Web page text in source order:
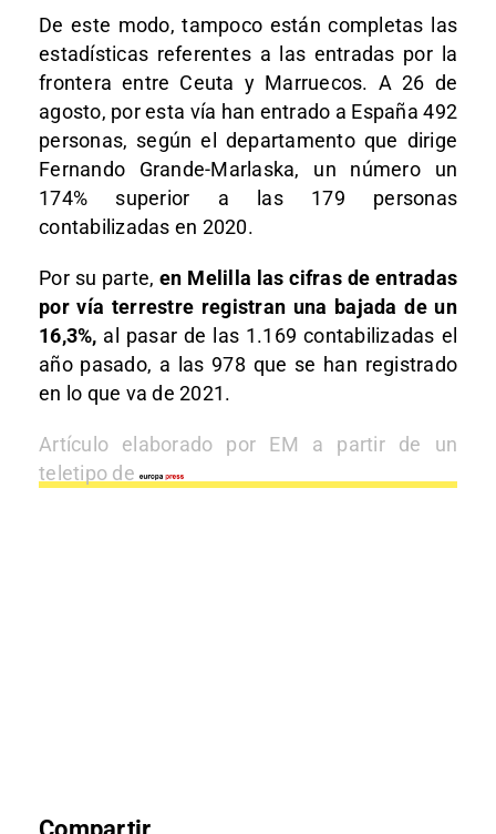
De este modo, tampoco están completas las
estadísticas referentes a las entradas por la
frontera entre Ceuta y Marruecos. A 26 de
agosto, por esta vía han entrado a España 492
personas, según el departamento que dirige
Fernando Grande-Marlaska, un número un
174% superior a las 179 personas
contabilizadas en 2020.
Por su parte,en Melilla las cifras de entradas
por vía terrestre registran una bajada de un
16,3%, al pasar de las 1.169 contabilizadas el
año pasado, a las 978 que se han registrado
en lo que va de 2021.
Artículo elaborado por EM a partir de un
teletipo de